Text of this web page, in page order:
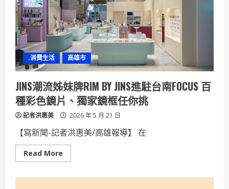
捷
通
關，
海
關
調
高
船
舶
採
購
物
料
免
檢
附
單
及
免
價
.消費生活 高雄市
JINS潮流姊妹牌RIM BY JINS進駐台南FOCUS 百
種彩色鏡片、獨家鏡框任你挑
記者洪惠美 2026 年 5 月 21 日
【寫新聞-記者洪惠美/高雄報導】 在
Read More
more